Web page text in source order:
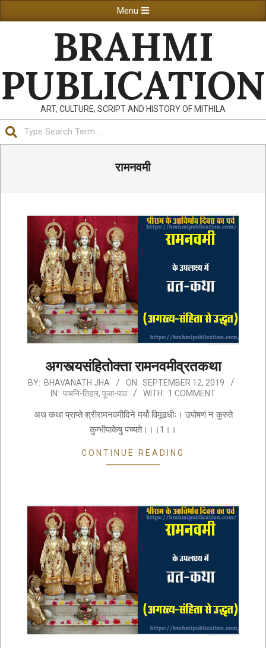
to
Navigation
Menu
BRAHMI
PUBLICATION
ART, CULTURE, SCRIPT AND HISTORY OF MITHILA
रामनवमी
अगस्त्यसंहितोक्ता रामनवमीव्रतकथा
2019-
12
BY: BHAVANATH JHA ON: SEPTEMBER 12, 2019
IN: पाबनि-तिहार, पूजा-पाठ WITH: 1 COMMENT
अथ कथा प्राप्ते श्रीरामनवमीदिने मर्यो विमूढधीः। उपोषणं न कुरुते
कुम्भीपाकेषु पच्यते।।।1।।
CONTINUE READING